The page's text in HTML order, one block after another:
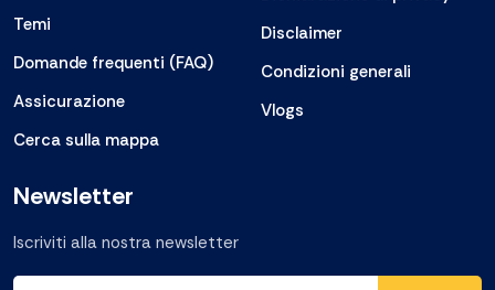
Temi
Domande frequenti (FAQ)
Assicurazione
Cerca sulla mappa
Disclaimer
Condizioni generali
Vlogs
Newsletter
Iscriviti alla nostra newsletter